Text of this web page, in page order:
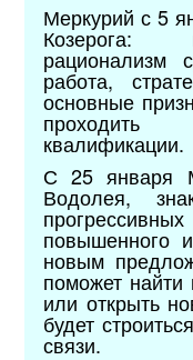
Меркурий с 5
Козерога:
рационализм
работа,
основные
квалификации.
С 25 января
Водолея,
повышенного
новым
поможет
или открыть
будет
связи.